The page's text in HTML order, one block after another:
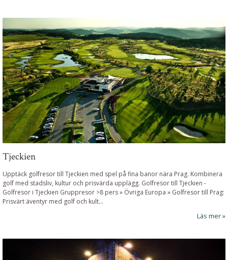
Tjeckien
Upptäck golfresor till Tjeckien med spel på fina banor nära Prag. Kombinera
golf med stadsliv, kultur och prisvärda upplägg. Golfresor till Tjeckien -
Golfresor i Tjeckien Gruppresor >8 pers » Övriga Europa » Golfresor till Prag:
Prisvärt äventyr med golf och kult...
Läs mer